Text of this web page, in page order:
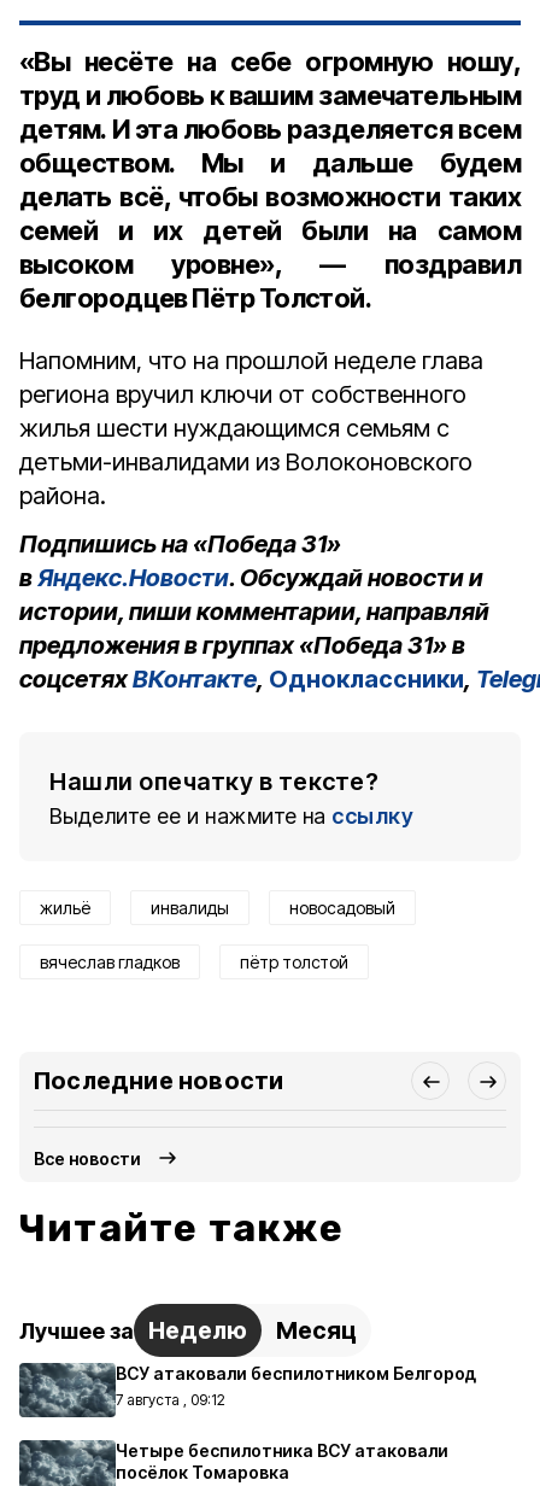
«Вы несёте на себе огромную ношу,
труд и любовь к вашим замечательным
детям. И эта любовь разделяется всем
обществом. Мы и дальше будем
делать всё, чтобы возможности таких
семей и их детей были на самом
высоком уровне», — поздравил
белгородцев Пётр Толстой.
Напомним, что на прошлой неделе глава
региона вручил ключи от собственного
жилья шести нуждающимся семьям с
детьми-инвалидами из Волоконовского
района.
Подпишись на «Победа 31»
вЯндекс.Новости. Обсуждай новости и
истории, пиши комментарии, направляй
предложения в группах «Победа 31» в
соцсетяхВКонтакте, Одноклассники,
Нашли опечатку в тексте?
Выделите ее и нажмите на ссылку
жильё инвалиды новосадовый
вячеслав гладков пётр толстой
Последние новости
Все новости
Читайте также
Лучшее за Неделю Месяц
ВСУ атаковали беспилотником Белгород
7 августа , 09:12
Четыре беспилотника ВСУ атаковали
посёлок Томаровка